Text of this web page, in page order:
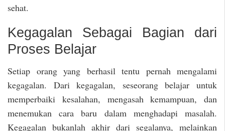
sehat.
Kegagalan Sebagai Bagian dari
Proses Belajar
Setiap orang yang berhasil tentu pernah mengalami
kegagalan. Dari kegagalan, seseorang belajar untuk
memperbaiki kesalahan, mengasah kemampuan, dan
menemukan cara baru dalam menghadapi masalah.
Kegagalan bukanlah akhir dari segalanya, melainkan